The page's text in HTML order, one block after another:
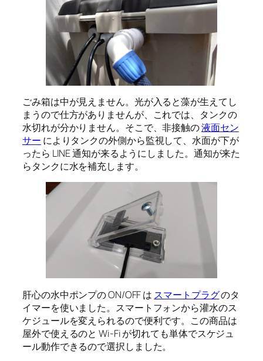
ごみ箱は中が見えません。光が入ると藻が生えてし
まうので仕方がありませんが、これでは、タンクの
水切れが分かりません。そこで、非接触の液面セン
サー によりタンクの外側から監視して、水面が下が
ったら LINE 通知が来るようにしました。通知が来た
らタンクに水を補充します。
肝心の水中ポンプの ON/OFF は スマートプラグのタ
イマーを使いました。スマートフォンから灌水のス
ケジュールを変えられるので便利です。この商品は
屋外で使えるのと Wi-Fi が切れても単体でスケジュ
ール動作できるので選択しました。